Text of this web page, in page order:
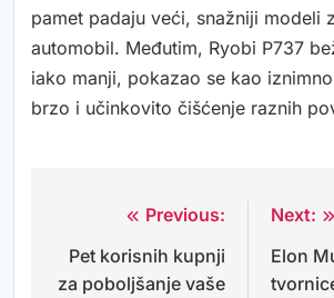
pamet padaju veći, snažniji modeli
automobil. Međutim, Ryobi P737
iako manji, pokazao se kao
brzo i učinkovito čišćenje raznih
Navigacija
objava
Previous:
Pet korisnih kupnji
za poboljšanje vaše
Next:
Elon